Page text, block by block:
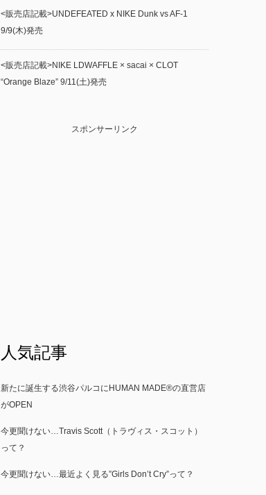
<販売店記載>UNDEFEATED x NIKE Dunk vs AF-1
9/9(木)発売
<販売店記載>NIKE LDWAFFLE × sacai × CLOT
“Orange Blaze” 9/11(土)発売
スポンサーリンク
人気記事
新たに誕生する渋谷パルコにHUMAN MADE®の直営店
がOPEN
今更聞けない…Travis Scott（トラヴィス・スコット）
って？
今更聞けない…最近よく見る”Girls Don’t Cry”って？